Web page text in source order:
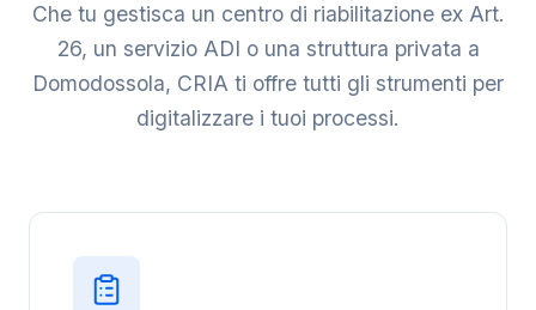
Che tu gestisca un centro di riabilitazione ex Art.
26, un servizio ADI o una struttura privata a
Domodossola, CRIA ti offre tutti gli strumenti per
digitalizzare i tuoi processi.